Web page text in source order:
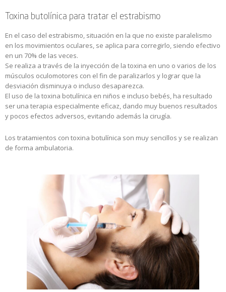
Toxina butolínica para tratar el estrabismo
En el caso del estrabismo, situación en la que no existe paralelismo
en los movimientos oculares, se aplica para corregirlo, siendo efectivo
en un 70% de las veces.
Se realiza a través de la inyección de la toxina en uno o varios de los
músculos oculomotores con el fin de paralizarlos y lograr que la
desviación disminuya o incluso desaparezca.
El uso de la toxina botulínica en niños e incluso bebés, ha resultado
ser una terapia especialmente eficaz, dando muy buenos resultados
y pocos efectos adversos, evitando además la cirugía.
Los tratamientos con toxina botulínica son muy sencillos y se realizan
de forma ambulatoria.